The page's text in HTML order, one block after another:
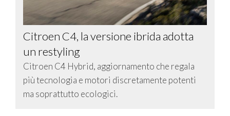
Citroen C4, la versione ibrida adotta
un restyling
Citroen C4 Hybrid, aggiornamento che regala
più tecnologia e motori discretamente potenti
ma soprattutto ecologici.